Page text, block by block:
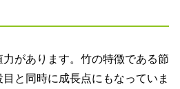
があります。竹の特徴である節
と同時に成長点にもなっていま